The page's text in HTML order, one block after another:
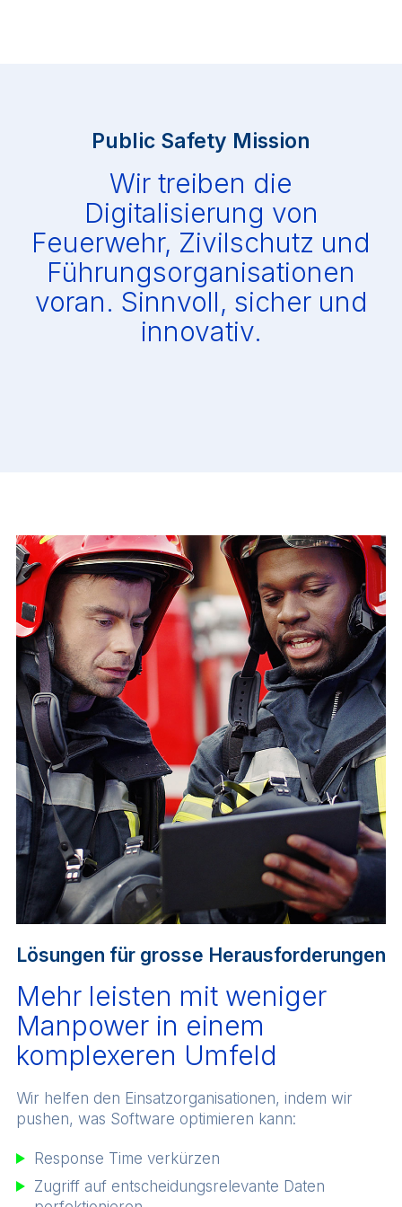
Public Safety Mission
Wir treiben die
Digitalisierung von
Feuerwehr, Zivilschutz und
Führungsorganisationen
voran. Sinnvoll, sicher und
innovativ.
Lösungen für grosse Herausforderungen
Mehr leisten mit weniger
Manpower in einem
komplexeren Umfeld
Wir helfen den Einsatzorganisationen, indem wir
pushen, was Software optimieren kann:
Response Time verkürzen
Zugriff auf entscheidungsrelevante Daten